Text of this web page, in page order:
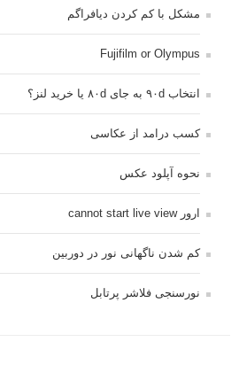
مشکل با کم کردن دیافراگم
Fujifilm or Olympus
انتخاب ۹۰d به جای ۸۰d یا خرید لنز؟
کسب درامد از عکاسی
نحوه آپلود عکس
ارور cannot start live view
کم شدن ناگهانی نور در دوربین
نورسنجی فلاشر پرتابل